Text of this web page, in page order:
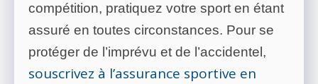
compétition, pratiquez votre sport en étant
assuré en toutes circonstances. Pour se
protéger de l’imprévu et de l’accidentel,
souscrivez à l’assurance sportive en